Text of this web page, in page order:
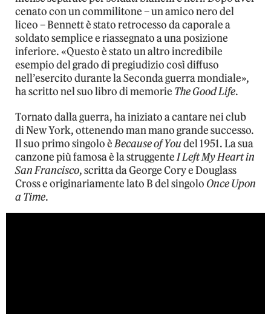
cenato con un commilitone – un amico nero del
liceo – Bennett è stato retrocesso da caporale a
soldato semplice e riassegnato a una posizione
inferiore. «Questo è stato un altro incredibile
esempio del grado di pregiudizio così diffuso
nell’esercito durante la Seconda guerra mondiale»,
ha scritto nel suo libro di memorie The Good Life.
Tornato dalla guerra, ha iniziato a cantare nei club
di New York, ottenendo man mano grande successo.
Il suo primo singolo èBecause of Youdel 1951. La sua
canzone più famosa è la struggenteI Left My Heart in
San Francisco, scritta da George Cory e Douglass
Cross e originariamente lato B del singolo Once Upon
a Time.